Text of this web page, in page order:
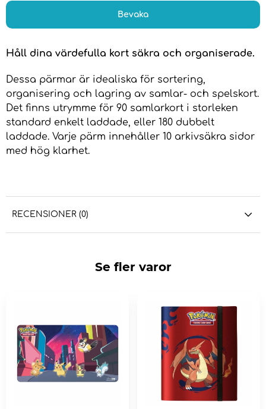
Bevaka
Håll dina värdefulla kort säkra och organiserade.
Dessa pärmar är idealiska för sortering,
organisering och lagring av samlar- och spelskort.
Det finns utrymme för 90 samlarkort i storleken
standard enkelt laddade, eller 180 dubbelt
laddade. Varje pärm innehåller 10 arkivsäkra sidor
med hög klarhet.
RECENSIONER (0)
Se fler varor